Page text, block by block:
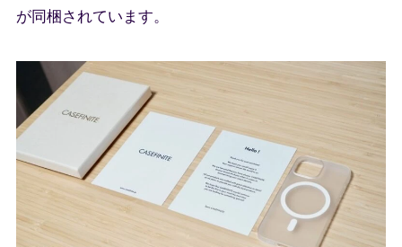
が同梱されています。